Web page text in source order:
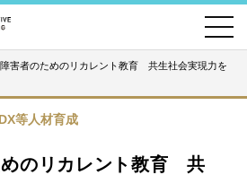
害者のためのリカレント教育 共生社会実現力を
等人材育成
めのリカレント教育 共